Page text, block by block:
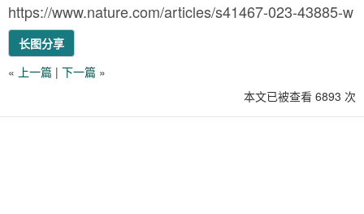
https://www.nature.com/articles/s41467-023-43885-w
长图分享
« 上一篇 | 下一篇 »
本文已被查看 6893 次